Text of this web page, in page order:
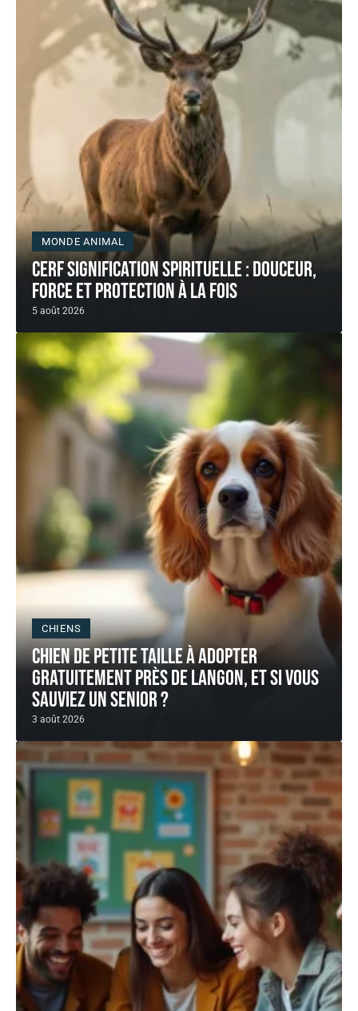
MONDE ANIMAL
Cerf signification spirituelle : douceur,
force et protection à la fois
5 août 2026
CHIENS
Chien de petite taille à adopter
gratuitement près de langon, et si vous
sauviez un senior ?
3 août 2026